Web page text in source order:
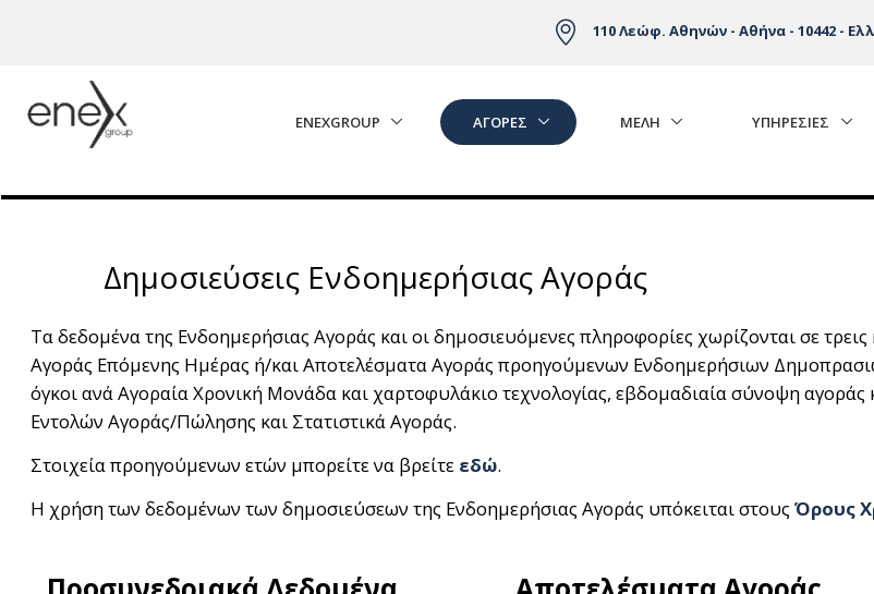
110 Λεώφ. Αθηνών - Αθήνα - 10442 -
ENEXGROUP ΑΓΟΡΈΣ ΜΕΛΗ ΥΠΗΡΕΣΙΕΣ
Δημοσιεύσεις Ενδοημερήσιας Αγοράς
Τα δεδομένα της Ενδοημερήσιας Αγοράς και οι δημοσιευόμενες πληροφορίες χωρίζονται σε τρεις
Αγοράς Επόμενης Ημέρας ή/και Αποτελέσματα Αγοράς προηγούμενων Ενδοημερήσιων
όγκοι ανά Αγοραία Χρονική Μονάδα και χαρτοφυλάκιο τεχνολογίας, εβδομαδιαία σύνοψη αγοράς
Εντολών Αγοράς/Πώλησης και Στατιστικά Αγοράς.
Στοιχεία προηγούμενων ετών μπορείτε να βρείτε εδώ.
Η χρήση των δεδομένων των δημοσιεύσεων της Ενδοημερήσιας Αγοράς υπόκειται στους Όρους